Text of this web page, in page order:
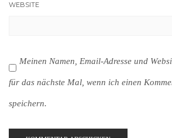
WEBSITE
Meinen Namen, Email-Adresse und
für das nächste Mal, wenn ich einen
speichern.